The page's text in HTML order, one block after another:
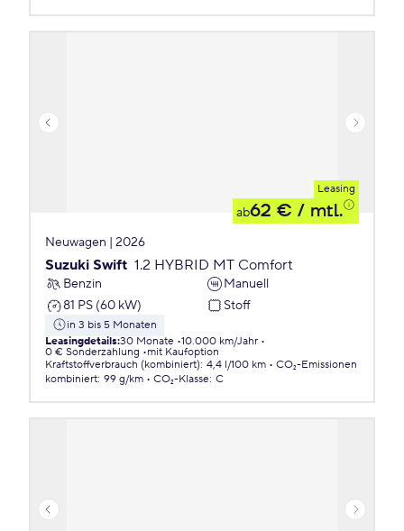
Leasing
ab62 € / mtl.
Neuwagen | 2026
Suzuki Swift 1.2 HYBRID MT Comfort
Benzin
Manuell
81 PS (60 kW)
Stoff
in 3 bis 5 Monaten
Leasingdetails:30 Monate 10.000 km/Jahr
0 € Sonderzahlung
mit Kaufoption
Kraftstoffverbrauch (kombiniert): 4,4 l/100 km
CO₂-Emissionen
kombiniert: 99 g/km CO₂-Klasse: C